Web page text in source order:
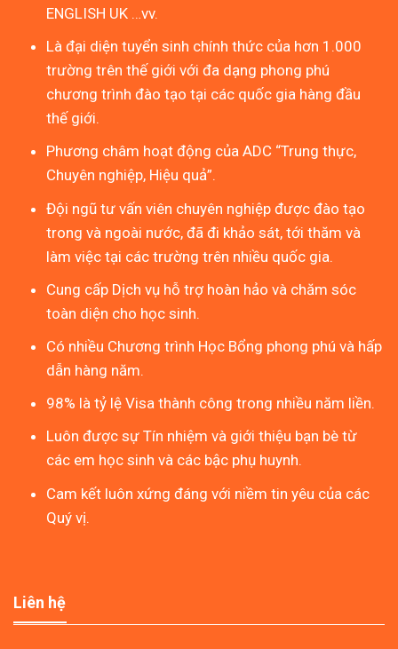
ENGLISH UK …vv.
Là đại diện tuyển sinh chính thức của hơn 1.000
trường trên thế giới với đa dạng phong phú
chương trình đào tạo tại các quốc gia hàng đầu
thế giới.
Phương châm hoạt động của ADC “Trung thực,
Chuyên nghiệp, Hiệu quả”.
Đội ngũ tư vấn viên chuyên nghiệp được đào tạo
trong và ngoài nước, đã đi khảo sát, tới thăm và
làm việc tại các trường trên nhiều quốc gia.
Cung cấp Dịch vụ hỗ trợ hoàn hảo và chăm sóc
toàn diện cho học sinh.
Có nhiều Chương trình Học Bổng phong phú và hấp
dẫn hàng năm.
98% là tỷ lệ Visa thành công trong nhiều năm liền.
Luôn được sự Tín nhiệm và giới thiệu bạn bè từ
các em học sinh và các bậc phụ huynh.
Cam kết luôn xứng đáng với niềm tin yêu của các
Quý vị.
Liên hệ